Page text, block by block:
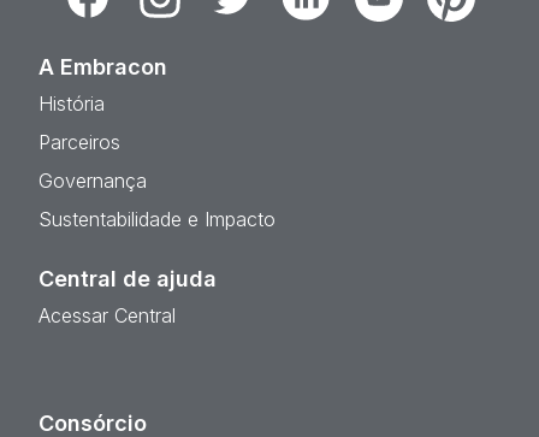
A Embracon
História
Parceiros
Governança
Sustentabilidade e Impacto
Central de ajuda
Acessar Central
Consórcio